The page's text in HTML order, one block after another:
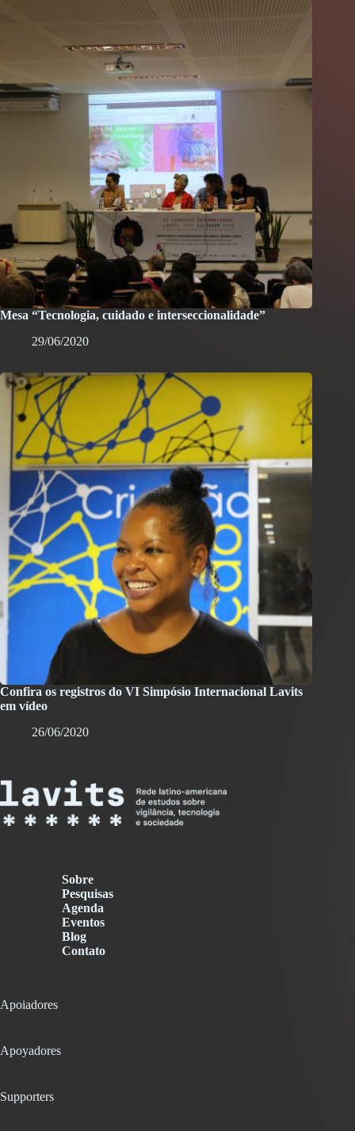
Mesa “Tecnologia, cuidado e interseccionalidade”
29/06/2020
Confira os registros do VI Simpósio Internacional Lavits
em vídeo
26/06/2020
Sobre
Pesquisas
Agenda
Eventos
Blog
Contato
Apoiadores
Apoyadores
Supporters